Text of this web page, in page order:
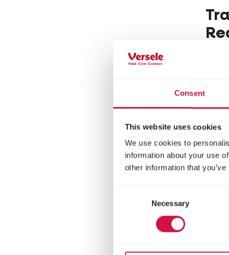
Consent
This website uses cookies
We use cookies to
information about your use
other information that
Necessary